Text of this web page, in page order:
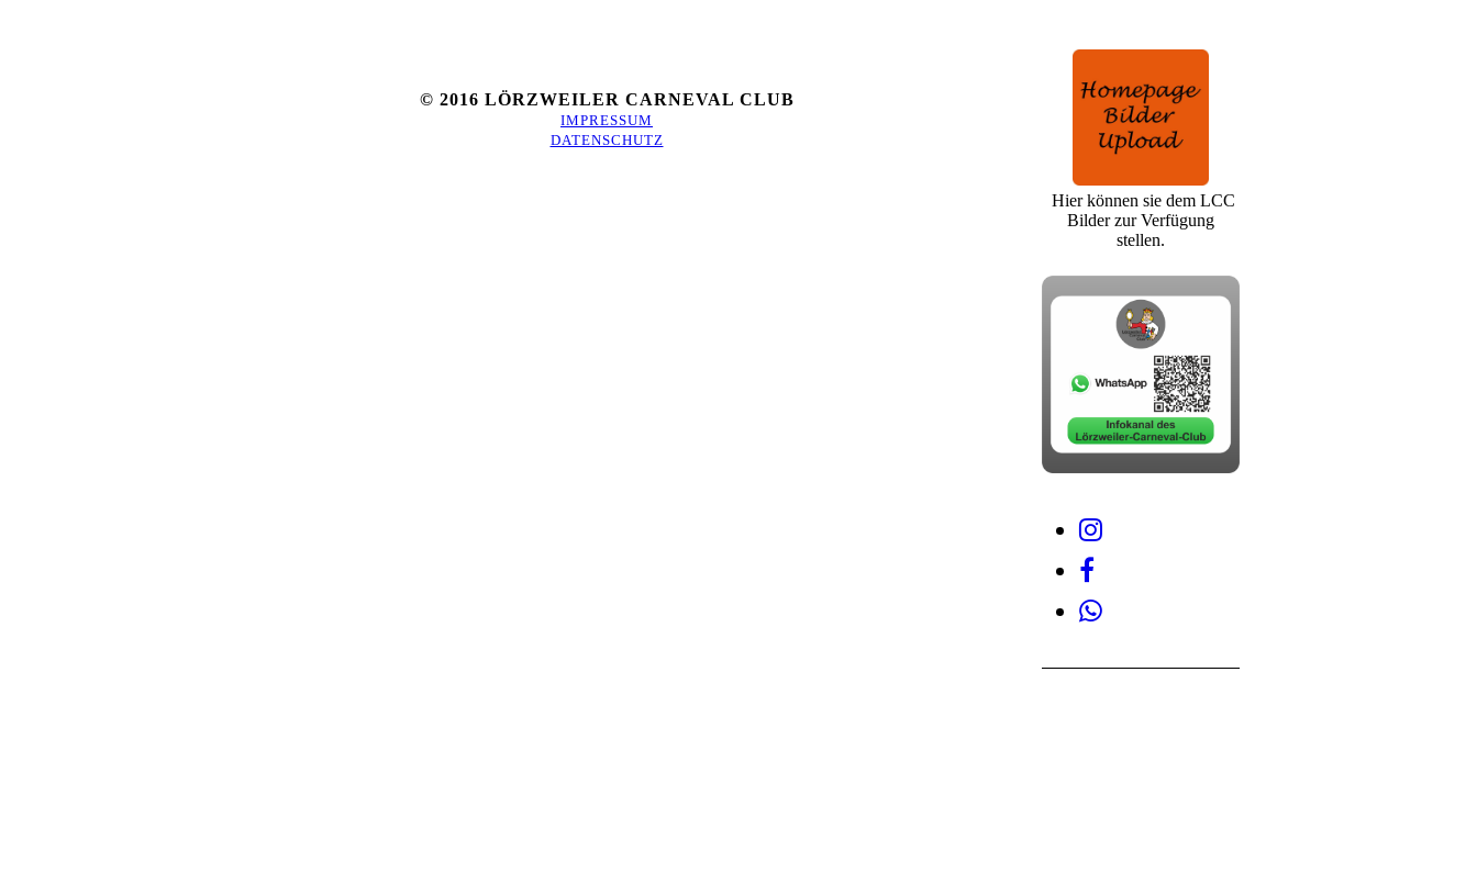
© 2016 LÖRZWEILER CARNEVAL CLUB
IMPRESSUM
DATENSCHUTZ
Hier können sie dem LCC
Bilder zur Verfügung
stellen.